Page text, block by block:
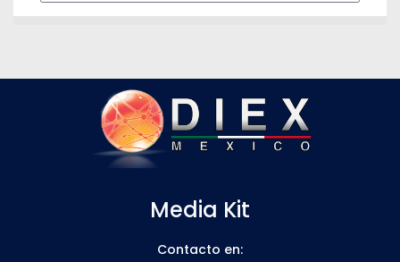
Media Kit
Contacto en: